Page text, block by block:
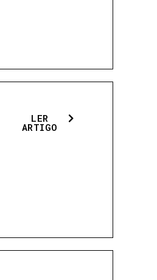
LER
ARTIGO